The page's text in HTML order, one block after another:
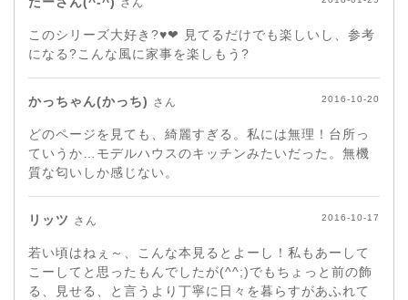
さん
このシリーズ大好き?♥❤ 見てるだけでも楽しいし、参考
になる?こんな風に家事を楽しもう?
かっちゃん(かっち) さん 2016-10-20
どのページを見ても、綺麗すぎる。私には無理！台所っ
ていうか…モデルハウスのキッチンみたいだった。無機
質な匂いしか感じない。
リッツ さん 2016-10-17
若い頃はねぇ～、こんな本見るとよーし！私もあーして
こーしてと思ったもんでしたが(^^;)でもちょっと前の飾
る、見せる、と言うより丁寧に日々を暮らすがあふれて